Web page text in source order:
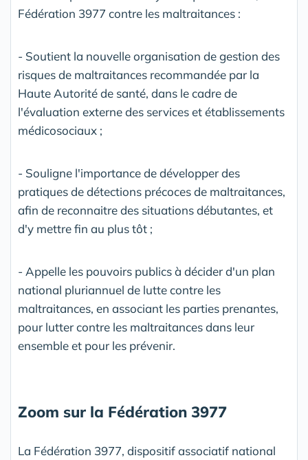
Fédération 3977 contre les maltraitances :
- Soutient la nouvelle organisation de gestion des
risques de maltraitances recommandée par la
Haute Autorité de santé, dans le cadre de
l'évaluation externe des services et établissements
médicosociaux ;
- Souligne l'importance de développer des
pratiques de détections précoces de maltraitances,
afin de reconnaitre des situations débutantes, et
d'y mettre fin au plus tôt ;
- Appelle les pouvoirs publics à décider d'un plan
national pluriannuel de lutte contre les
maltraitances, en associant les parties prenantes,
pour lutter contre les maltraitances dans leur
ensemble et pour les prévenir.
Zoom sur la Fédération 3977
La Fédération 3977, dispositif associatif national